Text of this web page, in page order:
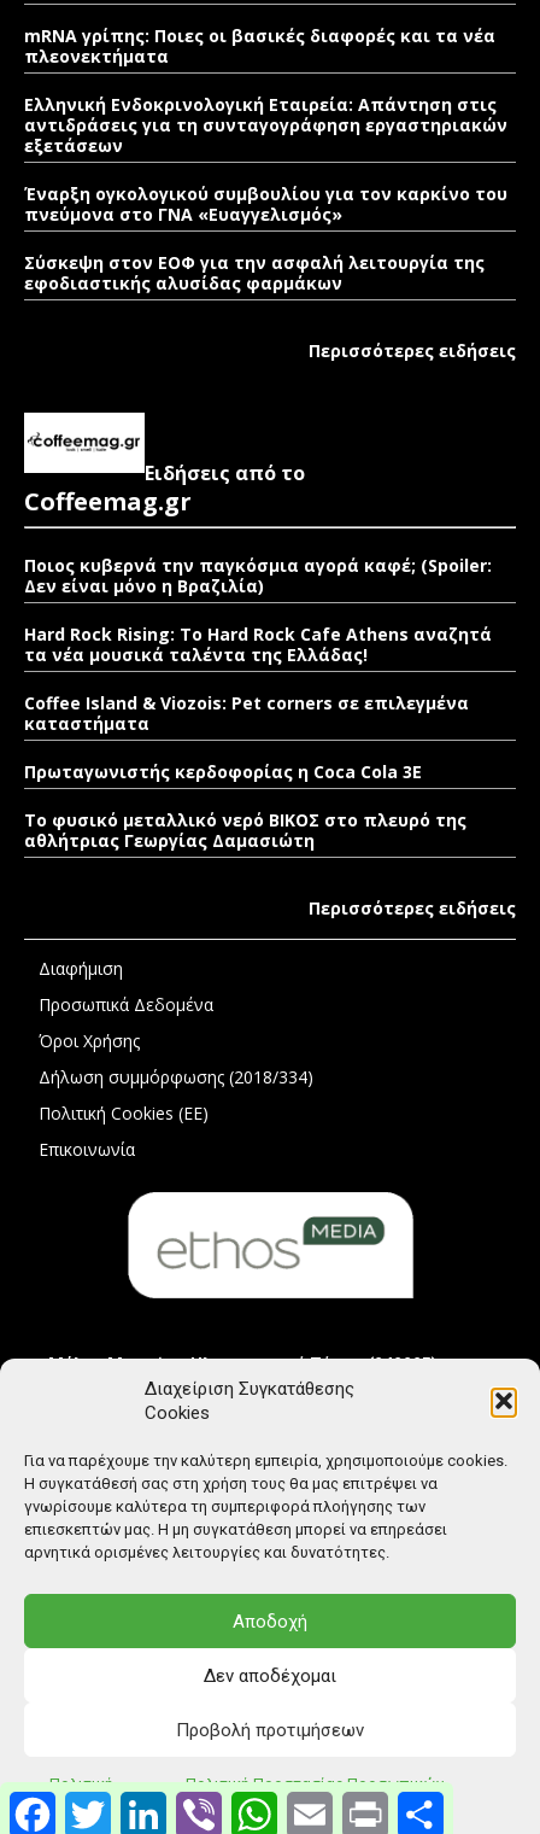
Διαχείριση Συγκατάθεσης
Cookies
Για να παρέχουμε την καλύτερη εμπειρία, χρησιμοποιούμε cookies.
Η συγκατάθεσή σας στη χρήση τους θα μας επιτρέψει να
γνωρίσουμε καλύτερα τη συμπεριφορά πλοήγησης των
επιεσκεπτών μας. Η μη συγκατάθεση μπορεί να επηρεάσει
αρνητικά ορισμένες λειτουργίες και δυνατότητες.
Αποδοχή
Δεν αποδέχομαι
Προβολή προτιμήσεων
Πολιτική
Cookies
Πολιτική Προστασίας Προσωπικών
Δεδομένων
mRNA γρίπης: Ποιες οι βασικές διαφορές και τα νέα
πλεονεκτήματα
Ελληνική Ενδοκρινολογική Εταιρεία: Απάντηση στις
αντιδράσεις για τη συνταγογράφηση εργαστηριακών
εξετάσεων
Έναρξη ογκολογικού συμβουλίου για τον καρκίνο του
πνεύμονα στο ΓΝΑ «Ευαγγελισμός»
Σύσκεψη στον ΕΟΦ για την ασφαλή λειτουργία της
εφοδιαστικής αλυσίδας φαρμάκων
Περισσότερες ειδήσεις
Ειδήσεις από το
Coffeemag.gr
Ποιος κυβερνά την παγκόσμια αγορά καφέ; (Spoiler:
Δεν είναι μόνο η Βραζιλία)
Hard Rock Rising: Το Hard Rock Cafe Athens αναζητά
τα νέα μουσικά ταλέντα της Ελλάδας!
Coffee Island & Viozois: Pet corners σε επιλεγμένα
καταστήματα
Πρωταγωνιστής κερδοφορίας η Coca Cola 3E
Το φυσικό μεταλλικό νερό ΒΙΚΟΣ στο πλευρό της
αθλήτριας Γεωργίας Δαμασιώτη
Περισσότερες ειδήσεις
Διαφήμιση
Προσωπικά Δεδομένα
Όροι Χρήσης
Δήλωση συμμόρφωσης (2018/334)
Πολιτική Cookies (ΕΕ)
Επικοινωνία
Μέλος Μητρώου Ηλεκτρονικού Τύπου (242225)
© Copyright: Ethos Media S.A.
FacebookTwitter LinkedIn Viber WhatsAppEmail Print